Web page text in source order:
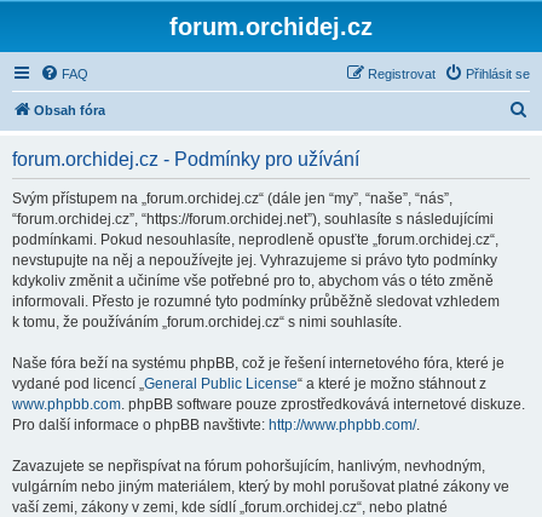
forum.orchidej.cz
FAQ Přihlásit se
Registrovat
Obsah fóra
forum.orchidej.cz - Podmínky pro užívání
Svým přístupem na „forum.orchidej.cz“ (dále jen “my”, “naše”, “nás”,
“forum.orchidej.cz”, “https://forum.orchidej.net”), souhlasíte s následujícími
podmínkami. Pokud nesouhlasíte, neprodleně opusťte „forum.orchidej.cz“,
nevstupujte na něj a nepoužívejte jej. Vyhrazujeme si právo tyto podmínky
kdykoliv změnit a učiníme vše potřebné pro to, abychom vás o této změně
informovali. Přesto je rozumné tyto podmínky průběžně sledovat vzhledem
k tomu, že používáním „forum.orchidej.cz“ s nimi souhlasíte.
Naše fóra beží na systému phpBB, což je řešení internetového fóra, které je
vydané pod licencí „General Public License“ a které je možno stáhnout z
www.phpbb.com. phpBB software pouze zprostředkovává internetové diskuze.
Pro další informace o phpBB navštivte: http://www.phpbb.com/.
Zavazujete se nepřispívat na fórum pohoršujícím, hanlivým, nevhodným,
vulgárním nebo jiným materiálem, který by mohl porušovat platné zákony ve
vaší zemi, zákony v zemi, kde sídlí „forum.orchidej.cz“, nebo platné